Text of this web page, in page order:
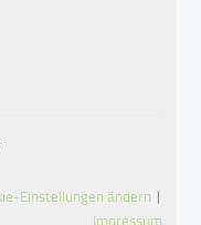
Einstellungen ändern |
Impressum